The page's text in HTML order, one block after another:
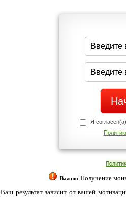
Я
Важно: Получение
Ваш результат зависит от вашей